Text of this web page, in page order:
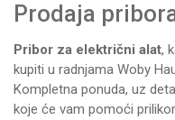
Prodaja
Pribor za električni alat,
kupiti u radnjama Woby
Kompletna ponuda, uz
koje će vam pomoći